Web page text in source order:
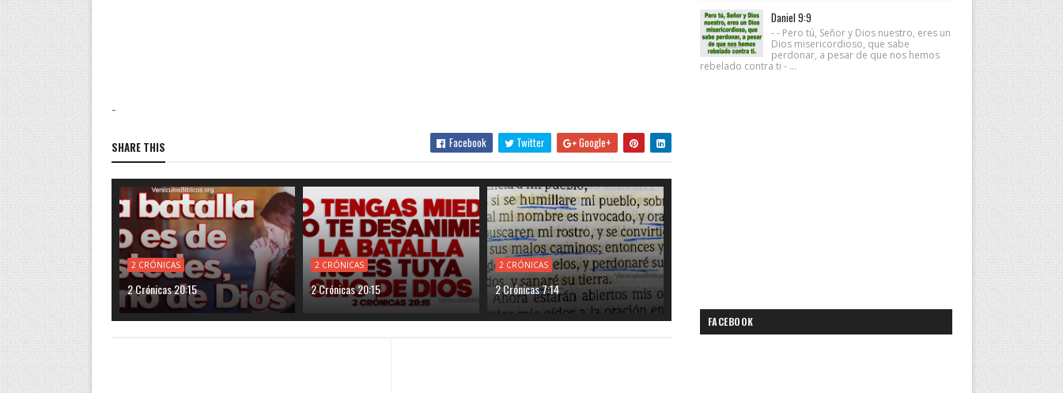
-
SHARE THIS Facebook Twitter Google+
2 CRÓNICAS
2 Crónicas 20:15
2 CRÓNICAS
2 Crónicas 20:15
2 CRÓNICAS
2 Crónicas 7:14
Daniel 9:9
- - Pero tú, Señor y Dios nuestro, eres un
Dios misericordioso, que sabe
perdonar, a pesar de que nos hemos
rebelado contra ti - ...
FACEBOOK